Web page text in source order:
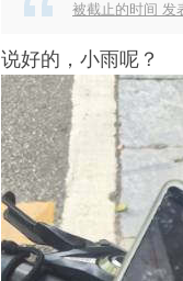
被截止的时间 发
说好的，小雨呢？